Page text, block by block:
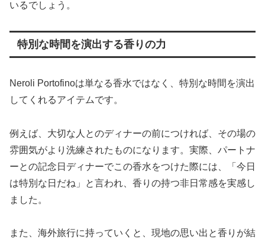
いるでしょう。
特別な時間を演出する香りの力
Neroli Portofinoは単なる香水ではなく、特別な時間を演出
してくれるアイテムです。
例えば、大切な人とのディナーの前につければ、その場の
雰囲気がより洗練されたものになります。実際、パートナ
ーとの記念日ディナーでこの香水をつけた際には、「今日
は特別な日だね」と言われ、香りの持つ非日常感を実感し
ました。
また、海外旅行に持っていくと、現地の思い出と香りが結